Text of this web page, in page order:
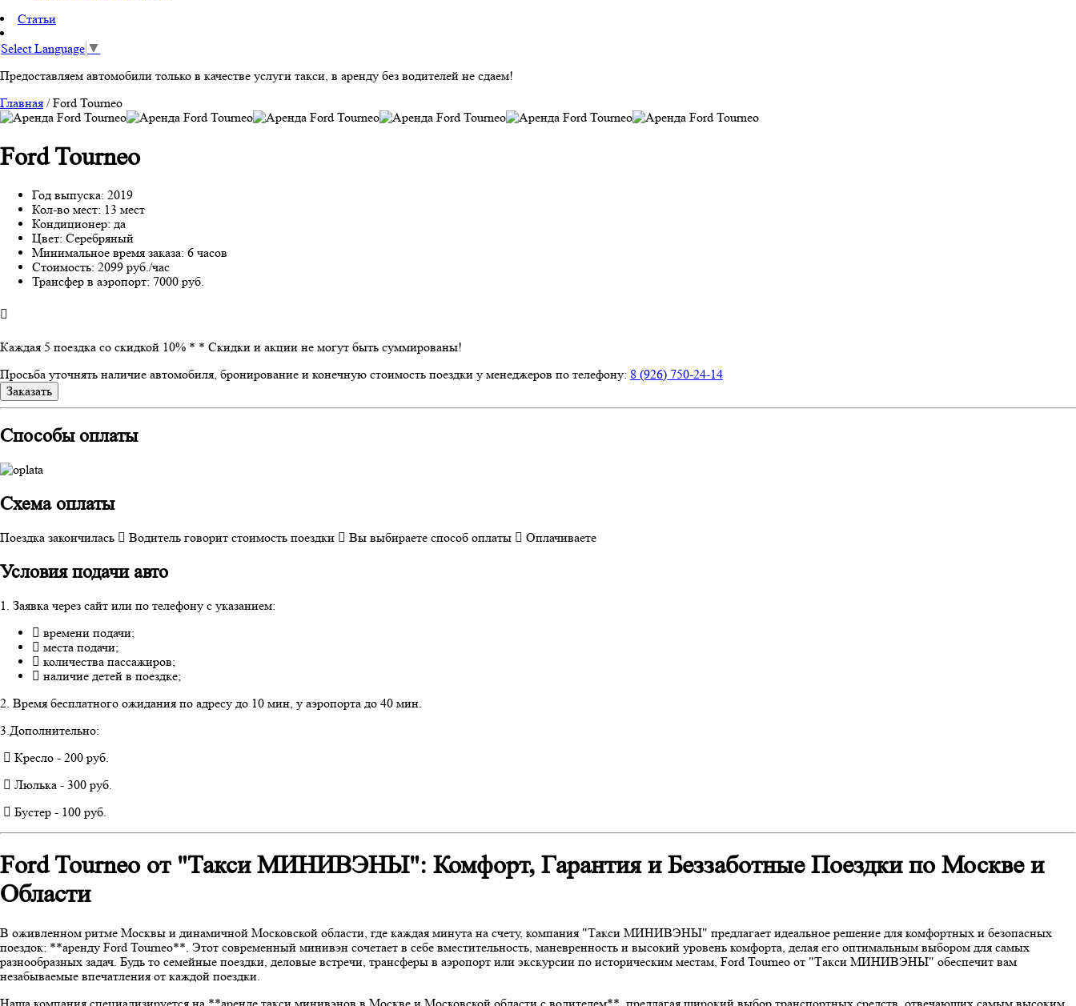
Статьи
Select Language ▼
Предоставляем автомобили только в качестве услуги такси, в аренду без водителей не сдаем!
Главная /Ford Tourneo
Ford Tourneo
Год выпуска: 2019
Кол-во мест: 13 мест
Кондиционер: да
Цвет: Серебряный
Минимальное время заказа: 6 часов
Стоимость: 2099 руб./час
Трансфер в аэропорт: 7000 руб.
Каждая 5 поездка со скидкой 10% * * Скидки и акции не могут быть суммированы!
Просьба уточнять наличие автомобиля, бронирование и конечную стоимость поездки у менеджеров по телефону: 8 (926) 750-24-14
Заказать
Способы оплаты
Схема оплаты
Поездка закончилась Водитель говорит стоимость поездки Вы выбираете способ оплаты Оплачиваете
Условия подачи авто
1. Заявка через сайт или по телефону с указанием:
времени подачи;
места подачи;
количества пассажиров;
наличие детей в поездке;
2. Время бесплатного ожидания по адресу до 10 мин, у аэропорта до 40 мин.
3.Дополнительно:
Кресло - 200 руб.
Люлька - 300 руб.
Бустер - 100 руб.
Ford Tourneo от "Такси МИНИВЭНЫ": Комфорт, Гарантия и Беззаботные Поездки по Москве и
Области
В оживленном ритме Москвы и динамичной Московской области, где каждая минута на счету, компания "Такси МИНИВЭНЫ" предлагает идеальное решение для комфортных и безопасных
поездок: **аренду Ford Tourneo**. Этот современный минивэн сочетает в себе вместительность, маневренность и высокий уровень комфорта, делая его оптимальным выбором для самых
разнообразных задач. Будь то семейные поездки, деловые встречи, трансферы в аэропорт или экскурсии по историческим местам, Ford Tourneo от "Такси МИНИВЭНЫ" обеспечит вам
незабываемые впечатления от каждой поездки.
Наша компания специализируется на **аренде такси минивэнов в Москве и Московской области с водителем**, предлагая широкий выбор транспортных средств, отвечающих самым высоким